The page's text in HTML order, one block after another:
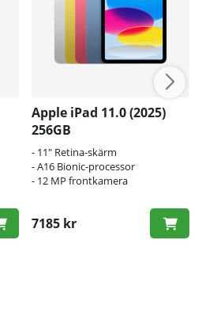
Apple iPad 11.0 (2025)
256GB
- 11" Retina-skärm
- A16 Bionic-processor
- 12 MP frontkamera
7185 kr